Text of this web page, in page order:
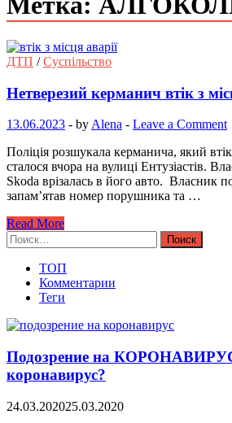
ДТП /Суспільство
Нетверезий керманич втік з
13.06.2023 - by Alena - Leave a Comment
Поліція розшукала керманича, який
сталося вчора на вулиці Ентузіастів.
Skoda врізалась в його авто. Власник
запам’ятав номер порушника та …
Read More
Найти:
ТОП
Комментарии
Теги
Подозрение на
коронавирус?
24.03.202025.03.2020